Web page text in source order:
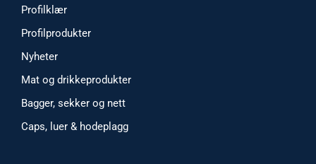
Profilklær
Profilprodukter
Nyheter
Mat og drikkeprodukter
Bagger, sekker og nett
Caps, luer & hodeplagg